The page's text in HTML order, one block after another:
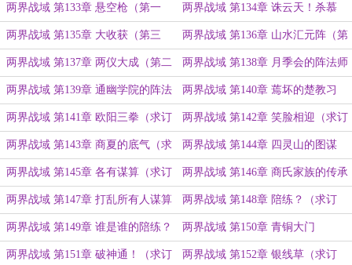
藏）
两界战域 第133章 悬空枪（第一
更）
两界战域 第134章 诛云天！杀慕
容！（第二更）
两界战域 第135章 大收获（第三
更）
两界战域 第136章 山水汇元阵（第
一更）
两界战域 第137章 两仪大成（第二
更）
两界战域 第138章 月季会的阵法师
（第三更）
两界战域 第139章 通幽学院的阵法
师
两界战域 第140章 蔫坏的楚教习
两界战域 第141章 欧阳三拳（求订
阅）
两界战域 第142章 笑脸相迎（求订
阅）
两界战域 第143章 商夏的底气（求
订阅）
两界战域 第144章 四灵山的图谋
（求订阅）
两界战域 第145章 各有谋算（求订
阅）
两界战域 第146章 商氏家族的传承
上限
两界战域 第147章 打乱所有人谋算
的骤变
两界战域 第148章 陪练？（求订
阅）
两界战域 第149章 谁是谁的陪练？
（求订阅）
两界战域 第150章 青铜大门
两界战域 第151章 破神通！（求订 两界战域 第152章 银线草（求订